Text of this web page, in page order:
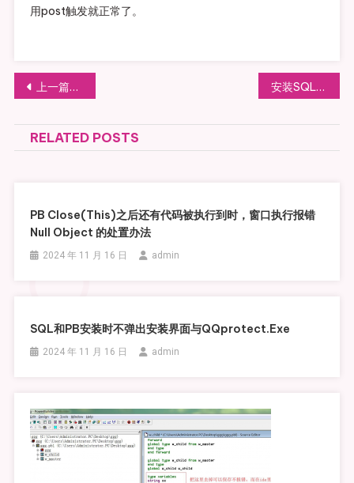
用post触发就正常了。
文章导航
上一篇文章 安装SQL2008 1316错误
RELATED POSTS
PB Close(this)之后还有代码被执行到时，窗口执行报错
Null Object 的处置办法
2024 年 11 月 16 日 admin
SQL和PB安装时不弹出安装界面与QQprotect.exe
2024 年 11 月 16 日 admin